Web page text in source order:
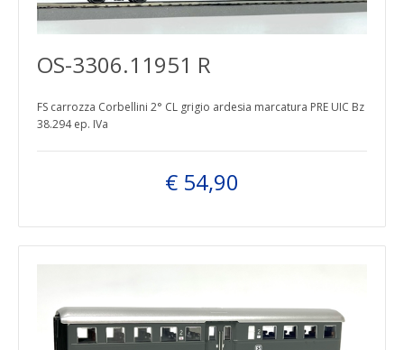
OS-3306.11951 R
FS carrozza Corbellini 2° CL grigio ardesia marcatura PRE UIC Bz
38.294 ep. IVa
€ 54,90